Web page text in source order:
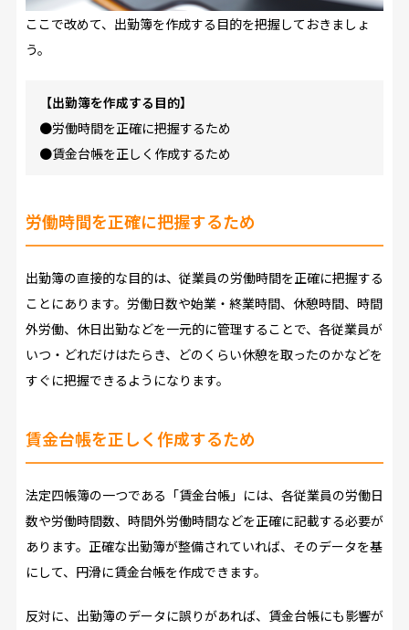
ここで改めて、出勤簿を作成する目的を把握しておきましょ
う。
【出勤簿を作成する目的】
●労働時間を正確に把握するため
●賃金台帳を正しく作成するため
労働時間を正確に把握するため
出勤簿の直接的な目的は、従業員の労働時間を正確に把握する
ことにあります。労働日数や始業・終業時間、休憩時間、時間
外労働、休日出勤などを一元的に管理することで、各従業員が
いつ・どれだけはたらき、どのくらい休憩を取ったのかなどを
すぐに把握できるようになります。
賃金台帳を正しく作成するため
法定四帳簿の一つである「賃金台帳」には、各従業員の労働日
数や労働時間数、時間外労働時間などを正確に記載する必要が
あります。正確な出勤簿が整備されていれば、そのデータを基
にして、円滑に賃金台帳を作成できます。
反対に、出勤簿のデータに誤りがあれば、賃金台帳にも影響が